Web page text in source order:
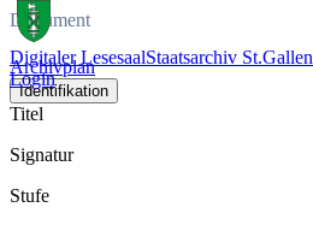
Digitaler LesesaalStaatsarchiv St.Gallen
Login
Dokument
Archivplan
Identifikation
Titel
Signatur
Stufe